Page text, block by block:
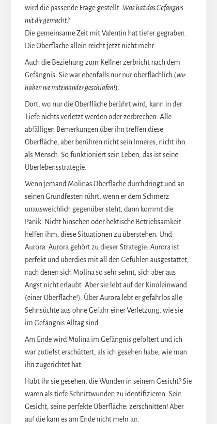
wird die passende Frage gestellt: Was hat das Gefängnis
mit dir gemacht?
Die gemeinsame Zeit mit Valentin hat tiefer gegraben.
Die Oberfläche allein reicht jetzt nicht mehr.
Auch die Beziehung zum Kellner zerbricht nach dem
Gefängnis. Sie war ebenfalls nur nur oberflächlich (wir
haben nie miteinander geschlafen!).
Dort, wo nur die Oberfläche berührt wird, kann in der
Tiefe nichts verletzt werden oder zerbrechen. Alle
abfälligen Bemerkungen über ihn treffen diese
Oberfläche, aber berühren nicht sein Inneres, nicht ihn
als Mensch. So funktioniert sein Leben, das ist seine
Überlebensstrategie.
Wenn jemand Molinas Oberfläche durchdringt und an
seinen Grundfesten rührt, wenn er dem Schmerz
unausweichlich gegenüber steht, dann kommt die
Panik: Nicht hinsehen oder hektische Betriebsamkeit
helfen ihm, diese Situationen zu überstehen. Und
Aurora. Aurora gehört zu dieser Strategie: Aurora ist
perfekt und überdies mit all den Gefühlen ausgestattet,
nach denen sich Molina so sehr sehnt, sich aber aus
Angst nicht erlaubt. Aber sie lebt auf der Kinoleinwand
(einer Oberfläche!). Über Aurora lebt er gefahrlos alle
Sehnsüchte aus ohne Gefahr einer Verletzung, wie sie
im Gefängnis Alltag sind.
Am Ende wird Molina im Gefängnis gefoltert und ich
war zutiefst erschüttert, als ich gesehen habe, wie man
ihn zugerichtet hat.
Habt ihr sie gesehen, die Wunden in seinem Gesicht? Sie
waren als tiefe Schnittwunden zu identifizieren. Sein
Gesicht, seine perfekte Oberfläche: zerschnitten! Aber
auf die kam es am Ende nicht mehr an.